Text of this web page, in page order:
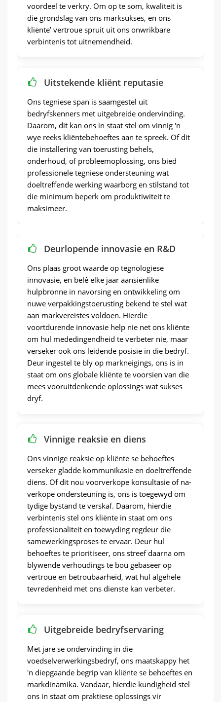
voordeel te verkry. Om op te som, kwaliteit is
die grondslag van ons marksukses, en ons
kliënte’ vertroue spruit uit ons onwrikbare
verbintenis tot uitnemendheid.
Uitstekende kliënt reputasie
Ons tegniese span is saamgestel uit
bedryfskenners met uitgebreide ondervinding.
Daarom, dit kan ons in staat stel om vinnig 'n
wye reeks kliëntebehoeftes aan te spreek. Of dit
die installering van toerusting behels,
onderhoud, of probleemoplossing, ons bied
professionele tegniese ondersteuning wat
doeltreffende werking waarborg en stilstand tot
die minimum beperk om produktiwiteit te
maksimeer.
Deurlopende innovasie en R&D
Ons plaas groot waarde op tegnologiese
innovasie, en belê elke jaar aansienlike
hulpbronne in navorsing en ontwikkeling om
nuwe verpakkingstoerusting bekend te stel wat
aan markvereistes voldoen. Hierdie
voortdurende innovasie help nie net ons kliënte
om hul mededingendheid te verbeter nie, maar
verseker ook ons ​​leidende posisie in die bedryf.
Deur ingestel te bly op markneigings, ons is in
staat om ons globale kliënte te voorsien van die
mees vooruitdenkende oplossings wat sukses
dryf.
Vinnige reaksie en diens
Ons vinnige reaksie op kliënte se behoeftes
verseker gladde kommunikasie en doeltreffende
diens. Of dit nou voorverkope konsultasie of na-
verkope ondersteuning is, ons is toegewyd om
tydige bystand te verskaf. Daarom, hierdie
verbintenis stel ons kliënte in staat om ons
professionaliteit en toewyding regdeur die
samewerkingsproses te ervaar. Deur hul
behoeftes te prioritiseer, ons streef daarna om
blywende verhoudings te bou gebaseer op
vertroue en betroubaarheid, wat hul algehele
tevredenheid met ons dienste kan verbeter.
Uitgebreide bedryfservaring
Met jare se ondervinding in die
voedselverwerkingsbedryf, ons maatskappy het
'n diepgaande begrip van kliënte se behoeftes en
markdinamika. Vandaar, hierdie kundigheid stel
ons in staat om praktiese oplossings vir